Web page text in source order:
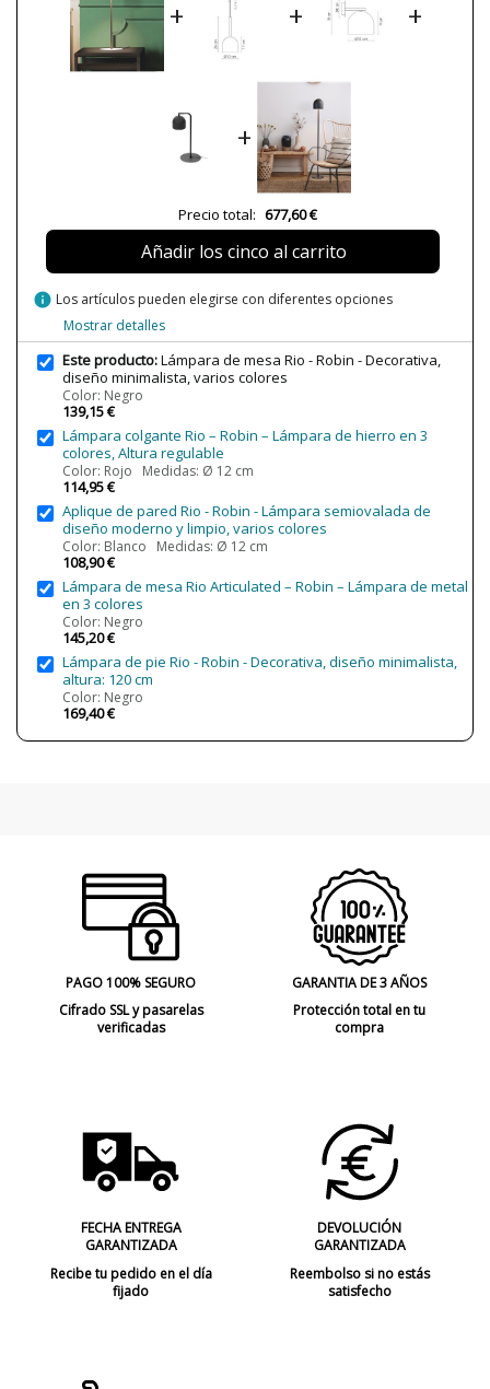
Largo (cm)
Plazo de Envío
a partir de septiembre
Alimentación
No
Certificados
CE
UKCA
Año Lanzamiento
2023
Tipo de Lámpara
Lámparas de Mesa
Etiqueta Energética
+ + +
+
Precio total: 677,60 €
Añadir los cinco al carrito
info Los artículos pueden elegirse con diferentes opciones
Mostrar detalles
Este producto:Lámpara de mesa Rio - Robin - Decorativa,
diseño minimalista, varios colores
Color: Negro
139,15 €
Lámpara colgante Rio – Robin – Lámpara de hierro en 3
colores, Altura regulable
Color: Rojo Medidas: Ø 12 cm
114,95 €
Aplique de pared Rio - Robin - Lámpara semiovalada de
diseño moderno y limpio, varios colores
Color: Blanco Medidas: Ø 12 cm
108,90 €
Lámpara de mesa Rio Articulated – Robin – Lámpara de metal
en 3 colores
Color: Negro
145,20 €
Lámpara de pie Rio - Robin - Decorativa, diseño minimalista,
altura: 120 cm
Color: Negro
169,40 €
PAGO 100% SEGURO
Cifrado SSL y pasarelas
verificadas
GARANTIA DE 3 AÑOS
Protección total en tu
compra
FECHA ENTREGA
GARANTIZADA
Recibe tu pedido en el día
fijado
DEVOLUCIÓN
GARANTIZADA
Reembolso si no estás
satisfecho